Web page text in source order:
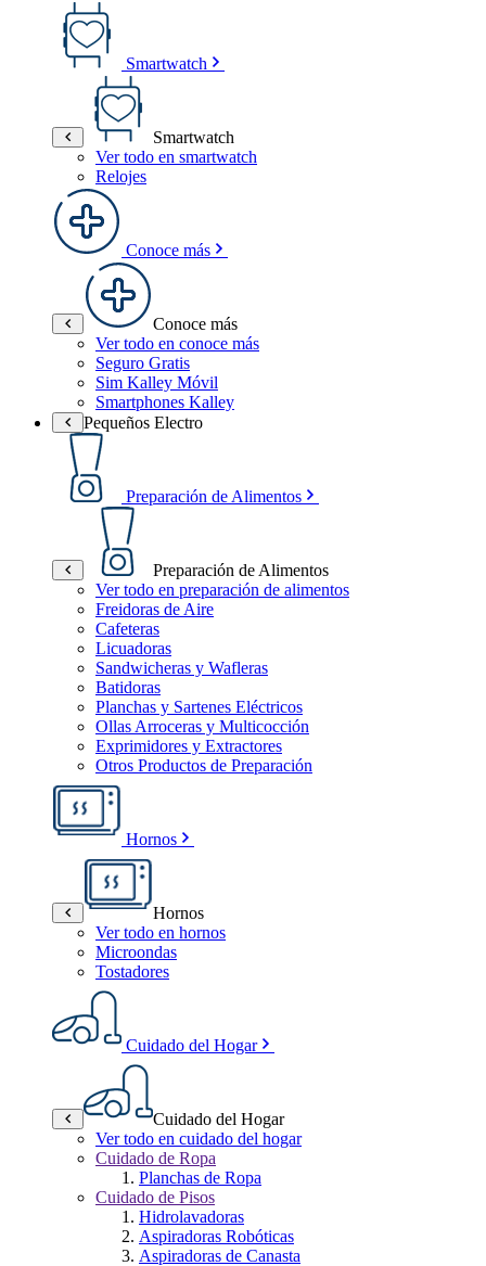
Smartwatch
Smartwatch
Ver todo en smartwatch
Relojes
Conoce más
Conoce más
Ver todo en conoce más
Seguro Gratis
Sim Kalley Móvil
Smartphones Kalley
Pequeños Electro
Preparación de Alimentos
Preparación de Alimentos
Ver todo en preparación de alimentos
Freidoras de Aire
Cafeteras
Licuadoras
Sandwicheras y Wafleras
Batidoras
Planchas y Sartenes Eléctricos
Ollas Arroceras y Multicocción
Exprimidores y Extractores
Otros Productos de Preparación
Hornos
Hornos
Ver todo en hornos
Microondas
Tostadores
Cuidado del Hogar
Cuidado del Hogar
Ver todo en cuidado del hogar
Cuidado de Ropa
Planchas de Ropa
Cuidado de Pisos
Hidrolavadoras
Aspiradoras Robóticas
Aspiradoras de Canasta